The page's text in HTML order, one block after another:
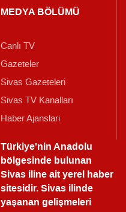
MEDYA BÖLÜMÜ
Canlı TV
Gazeteler
Sivas Gazeteleri
Sivas TV Kanalları
Haber Ajanslari
Türkiye'nin Anadolu
bölgesinde bulunan
Sivas iline ait yerel haber
sitesidir. Sivas ilinde
yaşanan gelişmeleri